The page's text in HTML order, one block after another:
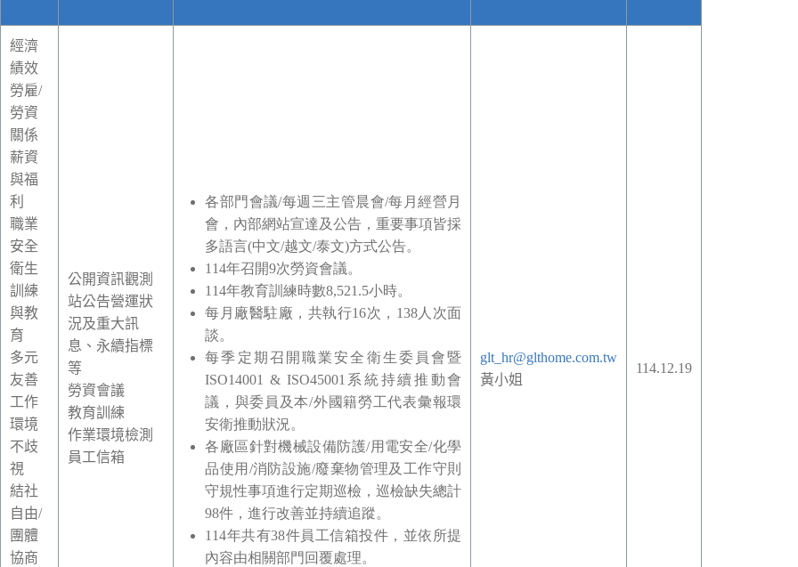
經濟
績效
勞雇/
勞資
關係
薪資
與福
利
職業
安全
衛生
訓練
與教
育
多元
友善
工作
環境
不歧
視
結社
自由/
團體
協商
公開資訊觀測
站公告營運狀
況及重大訊
息、永續指標
等
勞資會議
教育訓練
作業環境檢測
員工信箱
各部門會議/每週三主管晨會/每月經營月
會，內部網站宣達及公告，重要事項皆採
多語言(中文/越文/泰文)方式公告。
114年召開9次勞資會議。
114年教育訓練時數8,521.5小時。
每月廠醫駐廠，共執行16次，138人次面
談。
每季定期召開職業安全衛生委員會暨
ISO14001 & ISO45001系統持續推動會
議，與委員及本/外國籍勞工代表彙報環
安衛推動狀況。
各廠區針對機械設備防護/用電安全/化學
品使用/消防設施/廢棄物管理及工作守則
守規性事項進行定期巡檢，巡檢缺失總計
98件，進行改善並持續追蹤。
114年共有38件員工信箱投件，並依所提
內容由相關部門回覆處理。
glt_hr@glthome.com.tw
黃小姐
114.12.19